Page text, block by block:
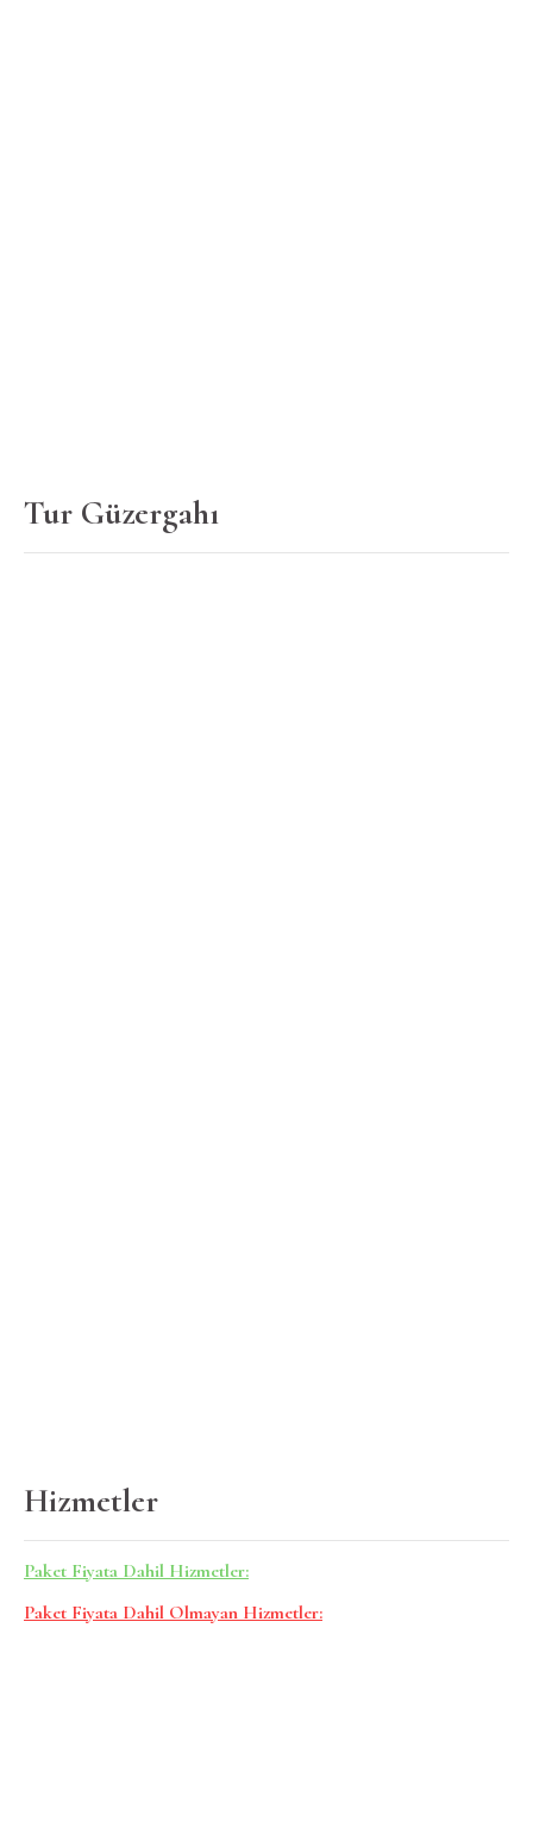
Tur Güzergahı
Hizmetler
Paket Fiyata Dahil Hizmetler:
Paket Fiyata Dahil Olmayan Hizmetler: